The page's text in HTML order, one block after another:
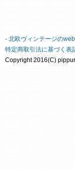
- 北欧ヴィンテージの
特定商取引法に基づく表
Copyright 2016(C)